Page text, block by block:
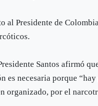
al Presidente de
Santos afirmó
necesaria porque “hay
organizado, por el